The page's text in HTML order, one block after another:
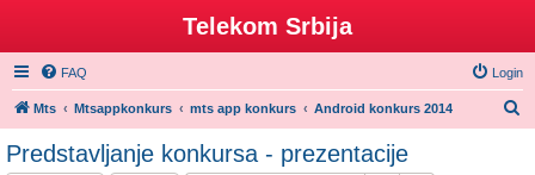
Telekom Srbija
FAQ Login
Mts Mtsappkonkurs mts app konkurs Android konkurs 2014
Predstavljanje konkursa - prezentacije